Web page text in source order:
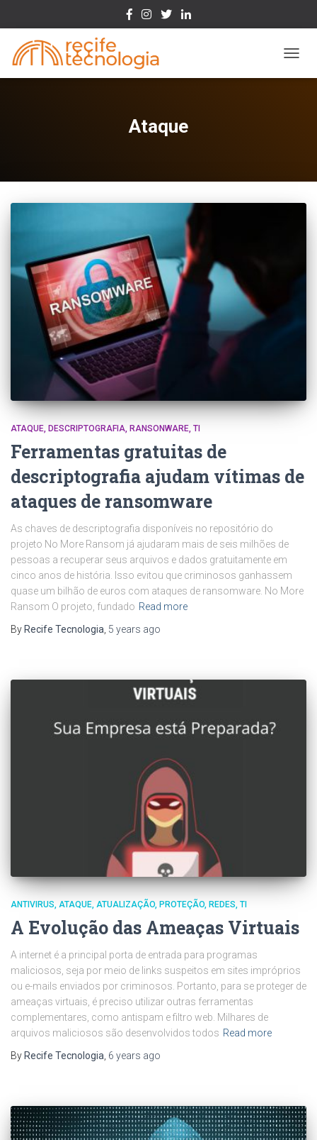
Ataque
ATAQUE DESCRIPTOGRAFIA RANSONWARE TI
Ferramentas gratuitas de
descriptografia ajudam vítimas de
ataques de ransomware
As chaves de descriptografia disponíveis no repositório do
projeto No More Ransom já ajudaram mais de seis milhões de
pessoas a recuperar seus arquivos e dados gratuitamente em
cinco anos de história. Isso evitou que criminosos ganhassem
quase um bilhão de euros com ataques de ransomware. No More
Ransom O projeto, fundado Read more
By Recife Tecnologia 5 years ago
ANTIVIRUS ATAQUE ATUALIZAÇÃO PROTEÇÃO REDES TI
A Evolução das Ameaças Virtuais
A internet é a principal porta de entrada para programas
maliciosos, seja por meio de links suspeitos em sites impróprios
ou e-mails enviados por criminosos. Portanto, para se proteger de
ameaças virtuais, é preciso utilizar outras ferramentas
complementares, como antispam e filtro web. Milhares de
arquivos maliciosos são desenvolvidos todos Read more
By Recife Tecnologia, 6 years ago